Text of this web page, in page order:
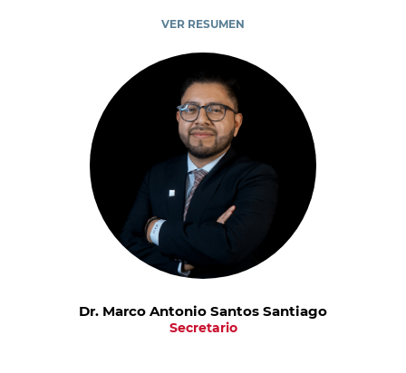
VER RESUMEN
Dr. Marco Antonio Santos Santiago
Secretario